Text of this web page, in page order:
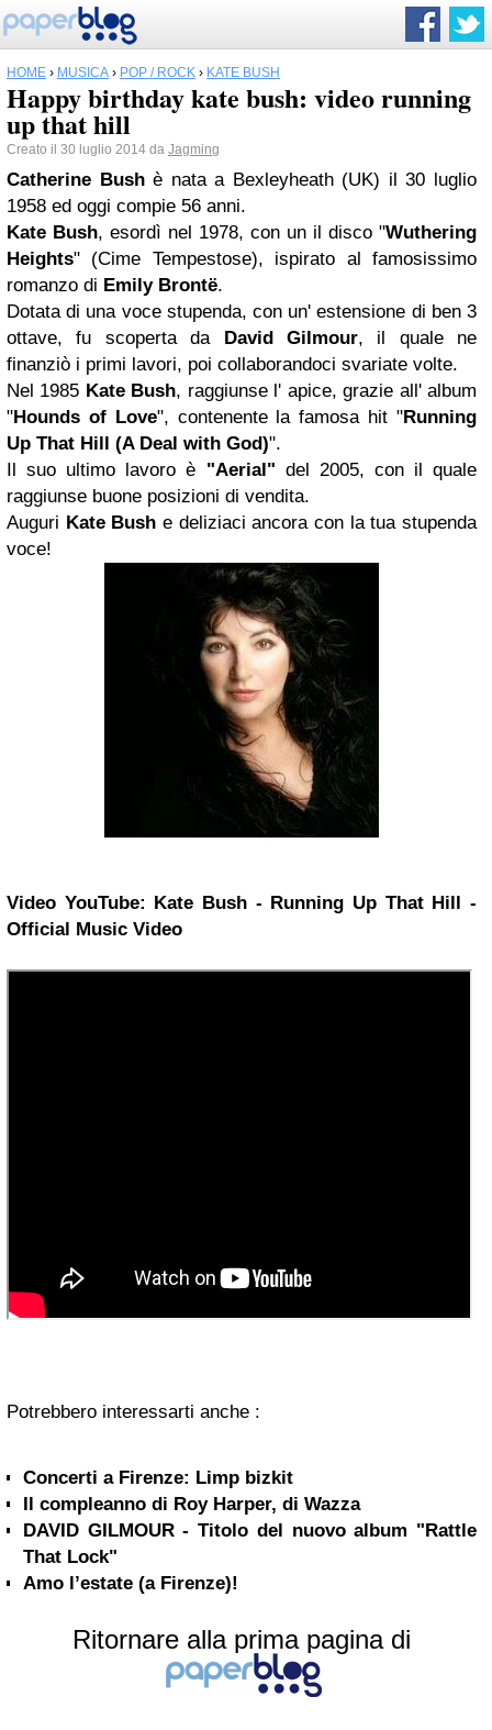
HOME › MUSICA › POP / ROCK › KATE BUSH
Happy birthday kate bush: video running
up that hill
Creato il 30 luglio 2014 da Jagming
Catherine Bushè nata a Bexleyheath (UK) il 30 luglio
1958 ed oggi compie 56 anni.
Kate Bush, esordì nel 1978, con un il disco "Wuthering
Heights" (Cime Tempestose), ispirato al famosissimo
romanzo di Emily Brontë.
Dotata di una voce stupenda, con un' estensione di ben 3
ottave, fu scoperta da David Gilmour, il quale ne
finanziò i primi lavori, poi collaborandoci svariate volte.
Nel 1985 Kate Bush, raggiunse l' apice, grazie all' album
"Hounds of Love", contenente la famosa hit "Running
Up That Hill (A Deal with God)".
Il suo ultimo lavoro è "Aerial" del 2005, con il quale
raggiunse buone posizioni di vendita.
Auguri Kate Bush e deliziaci ancora con la tua stupenda
voce!
Video YouTube: Kate Bush - Running Up That Hill -
Official Music Video
Potrebbero interessarti anche :
Concerti a Firenze: Limp bizkit
Il compleanno di Roy Harper, di Wazza
DAVID GILMOUR - Titolo del nuovo album "Rattle
That Lock"
Amo l’estate (a Firenze)!
Ritornare alla prima pagina di